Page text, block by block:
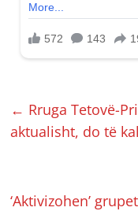
← Rruga Tetovë-
aktualisht, do të
‘Aktivizohen’